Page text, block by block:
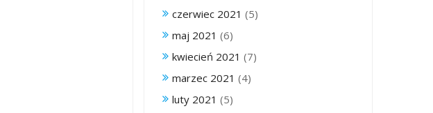
czerwiec 2021 (5)
maj 2021 (6)
kwiecień 2021 (7)
marzec 2021 (4)
luty 2021 (5)